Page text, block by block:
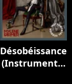
Désobéissance
(Instrumental